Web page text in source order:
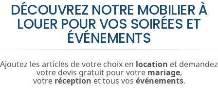
DÉCOUVREZ NOTRE MOBILIER À
LOUER POUR VOS SOIRÉES ET
ÉVÉNEMENTS
Ajoutez les articles de votre choix en location et demandez
votre devis gratuit pour votre mariage,
votre réception et tous vos événements.